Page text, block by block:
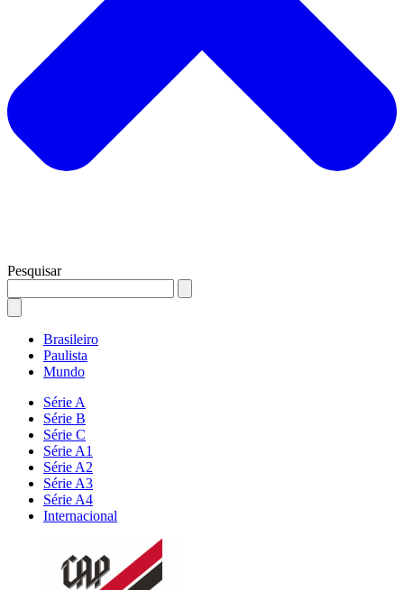
Pesquisar
Brasileiro
Paulista
Mundo
Série A
Série B
Série C
Série A1
Série A2
Série A3
Série A4
Internacional